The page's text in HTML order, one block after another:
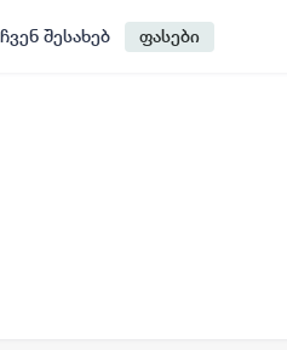
ჩვენ შესახებ ფასები